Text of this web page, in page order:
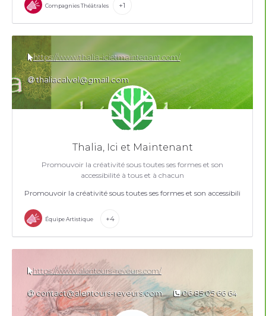
Compagnies Théâtrales +1
Thalia, Ici et Maintenant
Promouvoir la créativité sous toutes ses formes et son
accessibilité à tous et à chacun
Promouvoir la créativité sous toutes ses formes et son accessibilité à
https://www.thalia-icietmaintenant.com/
thaliacalvel@gmail.com
Équipe Artistique +4
https://www.alentours-reveurs.com/
contact@alentours-reveurs.com 06 85 05 66 64